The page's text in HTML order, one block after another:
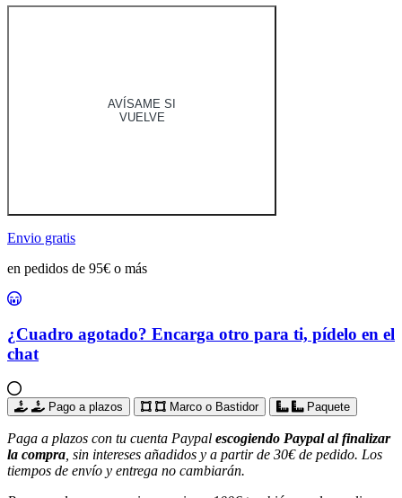
AVÍSAME SI
VUELVE
Envio gratis
en pedidos de 95€ o más
¿Cuadro agotado? Encarga otro para ti, pídelo en el
chat
Pago a plazos Marco o Bastidor Paquete
Paga a plazos con tu cuenta Paypal escogiendo Paypal al finalizar
la compra , sin intereses añadidos y a partir de 30€ de pedido. Los
tiempos de envío y entrega no cambiarán.